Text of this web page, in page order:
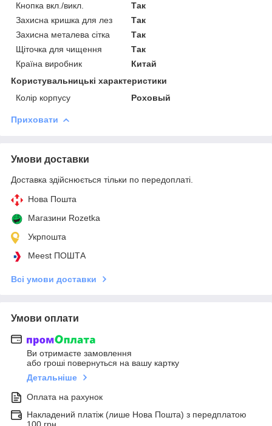
Кнопка вкл./викл.
Так
Захисна кришка для лез
Так
Захисна металева сітка
Так
Щіточка для чищення
Так
Країна виробник
Китай
Користувальницькі характеристики
Колір корпусу
Роховый
Приховати
Умови доставки
Доставка здійснюється тільки по передоплаті.
Нова Пошта
Магазини Rozetka
Укрпошта
Meest ПОШТА
Всі умови доставки
Умови оплати
Ви отримаєте замовлення
або гроші повернуться на вашу картку
Детальніше
Оплата на рахунок
Накладений платіж (лише Нова Пошта) з передплатою